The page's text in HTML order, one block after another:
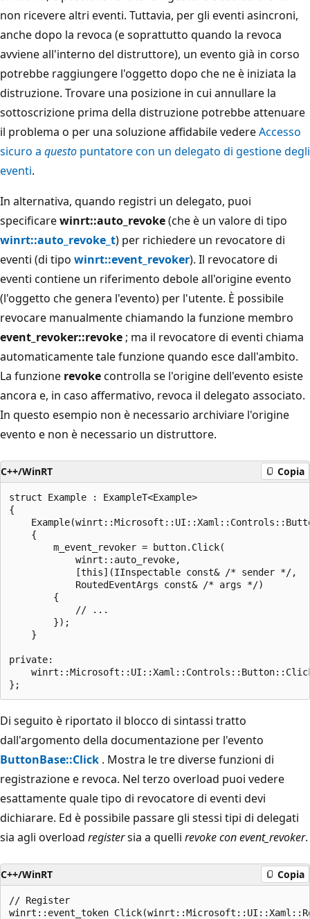
non ricevere altri eventi. Tuttavia, per gli eventi asincroni,
anche dopo la revoca (e soprattutto quando la revoca
avviene all'interno del distruttore), un evento già in corso
potrebbe raggiungere l'oggetto dopo che ne è iniziata la
distruzione. Trovare una posizione in cui annullare la
sottoscrizione prima della distruzione potrebbe attenuare
il problema o per una soluzione affidabile vedereAccesso
sicuro a questo puntatore con un delegato di gestione degli
eventi.
In alternativa, quando registri un delegato, puoi
specificarewinrt::auto_revoke(che è un valore di tipo
winrt::auto_revoke_t) per richiedere un revocatore di
eventi (di tipo winrt::event_revoker). Il revocatore di
eventi contiene un riferimento debole all'origine evento
(l'oggetto che genera l'evento) per l'utente. È possibile
revocare manualmente chiamando la funzione membro
event_revoker::revoke ; ma il revocatore di eventi chiama
automaticamente tale funzione quando esce dall'ambito.
La funzione revokecontrolla se l'origine dell'evento esiste
ancora e, in caso affermativo, revoca il delegato associato.
In questo esempio non è necessario archiviare l'origine
evento e non è necessario un distruttore.
C++/WinRT Copia
struct Example : ExampleT<Example>
{
    {
        m_event_revoker = button.Click(
            winrt::auto_revoke,
            [this](IInspectable const& /* sender */,
            RoutedEventArgs const& /* args */)
        {
            // ...
        });
    }
private:
Di seguito è riportato il blocco di sintassi tratto
dall'argomento della documentazione per l'evento
ButtonBase::Click . Mostra le tre diverse funzioni di
registrazione e revoca. Nel terzo overload puoi vedere
esattamente quale tipo di revocatore di eventi devi
dichiarare. Ed è possibile passare gli stessi tipi di delegati
sia agli overload registersia a quelli revoke con event_revoker.
C++/WinRT Copia
// Register
winrt::event_token